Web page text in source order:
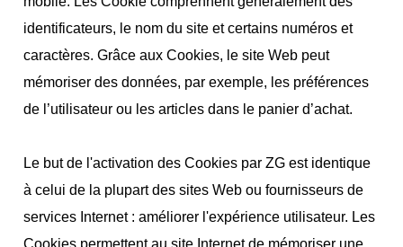
identificateurs, le nom du site et certains numéros et
caractères. Grâce aux Cookies, le site Web peut
mémoriser des données, par exemple, les préférences
de l’utilisateur ou les articles dans le panier d’achat.
Le but de l'activation des Cookies par ZG est identique
à celui de la plupart des sites Web ou fournisseurs de
services Internet : améliorer l'expérience utilisateur. Les
Cookies permettent au site Internet de mémoriser une